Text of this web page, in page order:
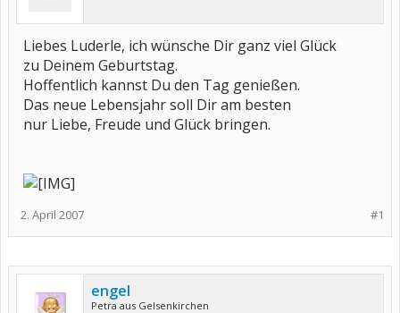
Liebes Luderle, ich wünsche Dir ganz viel Glück
zu Deinem Geburtstag.
Hoffentlich kannst Du den Tag genießen.
Das neue Lebensjahr soll Dir am besten
nur Liebe, Freude und Glück bringen.
#1
2. April 2007
engel
Petra aus Gelsenkirchen